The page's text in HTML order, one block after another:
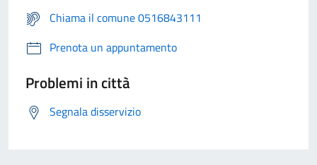
Chiama il comune 0516843111
Prenota un appuntamento
Problemi in città
Segnala disservizio